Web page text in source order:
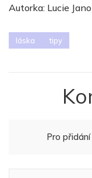
Autorka: Lucie
láska tipy
Pro